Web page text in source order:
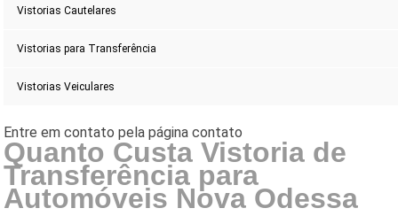
Vistorias Cautelares
Vistorias para Transferência
Vistorias Veiculares
Quanto Custa Vistoria de
Transferência para
Automóveis Nova Odessa